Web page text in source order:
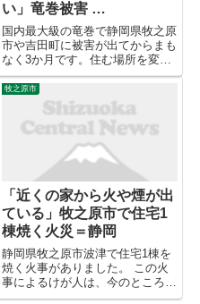
い」竜巻被害 …
国内最大級の竜巻で静岡県牧之原
市や吉田町に被害が出てからまも
なく3か月です。住む場所を変え
た人もいれば家を直して元の場所
で生活する人もいて、復旧は進ん
でいますが被災地からはいまも不
安の声が聞こえてきます。 牧之
原市に住む平賀正廣さん。空き
牧之原市
「近くの家から火や煙が出
ている」牧之原市で住宅1
棟焼く火災＝静岡
静岡県牧之原市波津で住宅1棟を
焼く火事がありました。 この火
事によるけが人は、今のところ確
認されていません。 5月10日午前